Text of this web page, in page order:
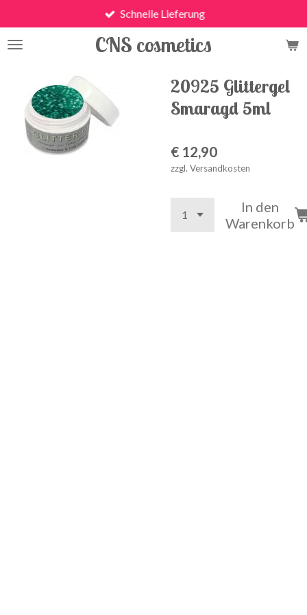
Hauptinhalt
springen
CNS cosmetics
Schnelle Lieferung
20925 Glittergel
Smaragd 5ml
€ 12,90
zzgl. Versandkosten
In den
Warenkorb